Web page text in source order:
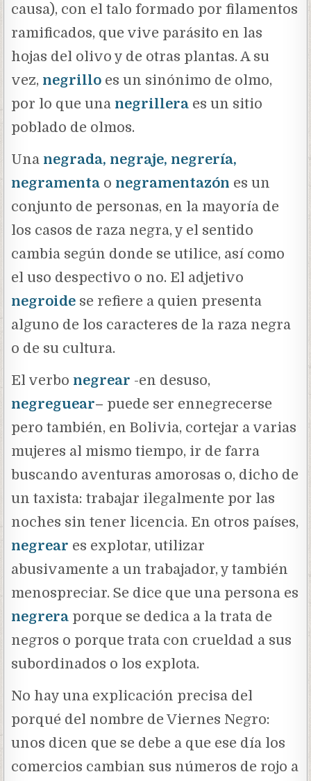
causa), con el talo formado por filamentos
ramificados, que vive parásito en las
hojas del olivo y de otras plantas. A su
vez, negrillo es un sinónimo de olmo,
por lo que una negrillera es un sitio
poblado de olmos.
Una negrada, negraje, negrería,
negramenta o negramentazón es un
conjunto de personas, en la mayoría de
los casos de raza negra, y el sentido
cambia según donde se utilice, así como
el uso despectivo o no. El adjetivo
negroide se refiere a quien presenta
alguno de los caracteres de la raza negra
o de su cultura.
El verbo negrear -en desuso,
negreguear– puede ser ennegrecerse
pero también, en Bolivia, cortejar a varias
mujeres al mismo tiempo, ir de farra
buscando aventuras amorosas o, dicho de
un taxista: trabajar ilegalmente por las
noches sin tener licencia. En otros países,
negrear es explotar, utilizar
abusivamente a un trabajador, y también
menospreciar. Se dice que una persona es
negrera porque se dedica a la trata de
negros o porque trata con crueldad a sus
subordinados o los explota.
No hay una explicación precisa del
porqué del nombre de Viernes Negro:
unos dicen que se debe a que ese día los
comercios cambian sus números de rojo a